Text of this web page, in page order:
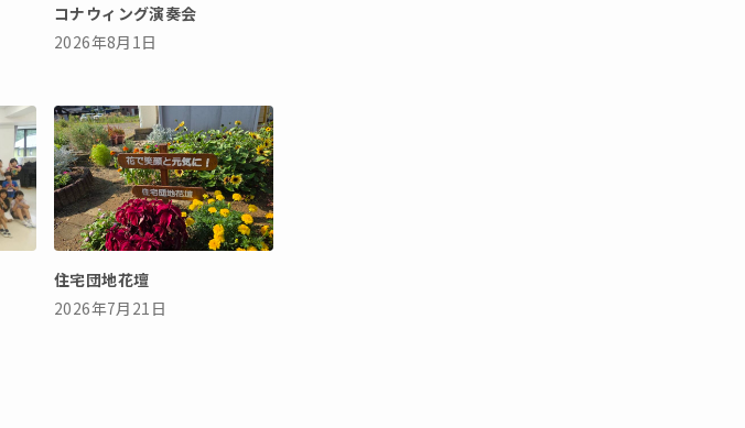
コナウィング演奏会
2026年8月1日
住宅団地花壇
2026年7月21日